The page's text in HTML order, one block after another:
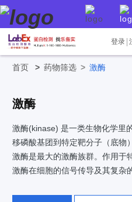
登录
首页 > 药物筛选 > 激酶
激酶
激酶(kinase) 是一类生物化学里
移磷酸基团到特定靶分子（底
激酶是最大的激酶族群。作用于
激酶在细胞的信号传导及其复杂